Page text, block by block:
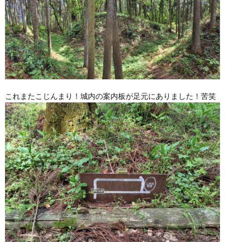
これまたこじんまり！城内の案内板が足元にありました！苦笑